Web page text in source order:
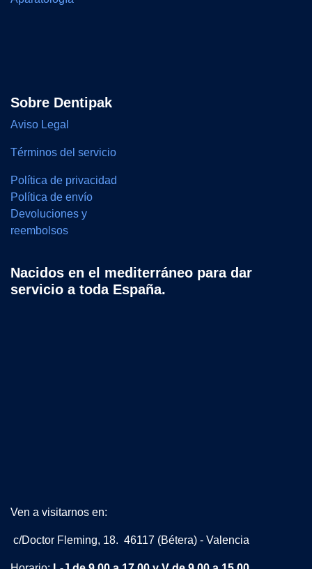
Sobre Dentipak
Aviso Legal
Términos del servicio
Política de privacidad
Política de envío
Devoluciones y
reembolsos
Nacidos en el mediterráneo para dar
servicio a toda España.
Ven a visitarnos en:
c/Doctor Fleming, 18. 46117 (Bétera) - Valencia